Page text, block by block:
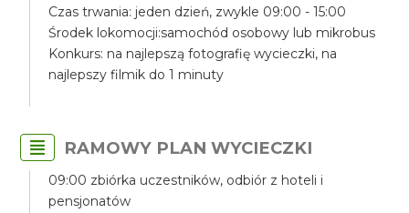
Czas trwania: jeden dzień, zwykle 09:00 - 15:00
Środek lokomocji:samochód osobowy lub mikrobus
Konkurs: na najlepszą fotografię wycieczki, na
najlepszy filmik do 1 minuty
RAMOWY PLAN WYCIECZKI
09:00 zbiórka uczestników, odbiór z hoteli i
pensjonatów